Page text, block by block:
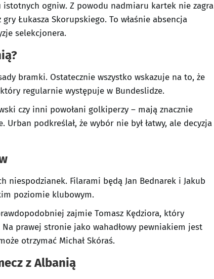
ogniw. Z powodu nadmiaru kartek nie zagra
Łukasza Skorupskiego. To właśnie absencja
selekcjonera.
bramki. Ostatecznie wszystko wskazuje na to, że
regularnie występuje w Bundeslidze.
czy inni powołani golkiperzy – mają znacznie
podkreślał, że wybór nie był łatwy, ale decyzja
niespodzianek. Filarami będą Jan Bednarek i Jakub
poziomie klubowym.
zajmie Tomasz Kędziora, który
Na prawej stronie jako wahadłowy pewniakiem jest
otrzymać Michał Skóraś.
z Albanią